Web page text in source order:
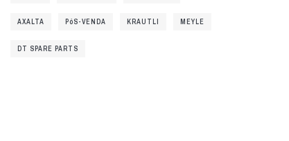
AXALTA PóS-VENDA KRAUTLI MEYLE
DT SPARE PARTS